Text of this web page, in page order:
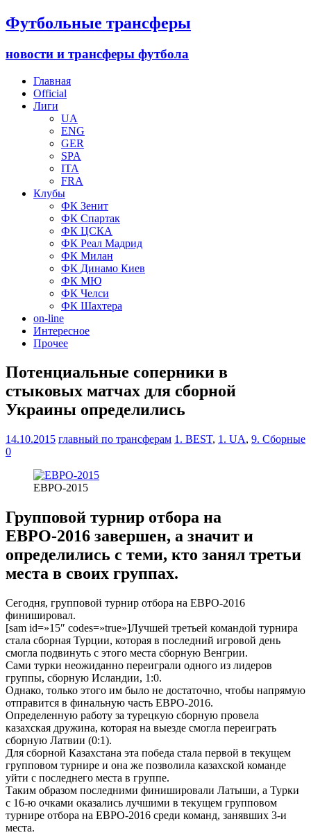
Футбольные трансферы
новости и трансферы футбола
Главная
Official
Лиги
UA
ENG
GER
SPA
ITA
FRA
Клубы
ФК Зенит
ФК Спартак
ФК ЦСКА
ФК Реал Мадрид
ФК Милан
ФК Динамо Киев
ФК МЮ
ФК Челси
ФК Шахтера
on-line
Интересное
Прочее
Потенциальные соперники в
стыковых матчах для сборной
Украины определились
14.10.2015 главный по трансферам 1. BEST, 1. UA, 9. Сборные
0
ЕВРО-2015
Групповой турнир отбора на
ЕВРО-2016 завершен, а значит и
определились с теми, кто занял третьи
места в своих группах.
Сегодня, групповой турнир отбора на ЕВРО-2016
финишировал.
[sam id=»15″ codes=»true»]Лучшей третьей командой турнира
стала сборная Турции, которая в последний игровой день
смогла подвинуть с этого места сборную Венгрии.
Сами турки неожиданно переиграли одного из лидеров
группы, сборную Исландии, 1:0.
Однако, только этого им было не достаточно, чтобы напрямую
отправится в финальную часть ЕВРО-2016.
Определенную работу за турецкую сборную провела
казахская дружина, которая на выезде смогла переиграть
сборную Латвии (0:1).
Для сборной Казахстана эта победа стала первой в текущем
групповом турнире и она же позволила казахской команде
уйти с последнего места в группе.
Таким образом последними финишировали Латыши, а Турки
с 16-ю очками оказались лучшими в текущем групповом
турнире отбора на ЕВРО-2016 среди команд, занявших 3-и
места.